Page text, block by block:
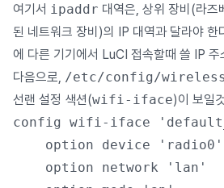
여기서 ipaddr 대역은, 상위 장비(라즈
된 네트워크 장비)의 IP 대역과 달라야 한
에 다른 기기에서 LuCI 접속할때 쓸 IP 주
다음으로,
/etc/config/wireless
선랜 설정 색션(wifi-iface)이 보일
config wifi-iface